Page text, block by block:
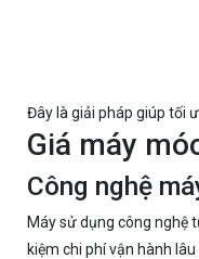
Đây là giải pháp giúp tối
Giá máy
Công nghệ
Máy sử dụng công nghệ
kiệm chi phí vận hành lâu